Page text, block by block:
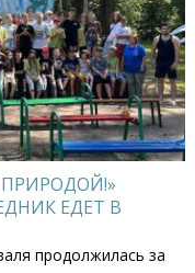
ЕДЕТ В
продолжилась за